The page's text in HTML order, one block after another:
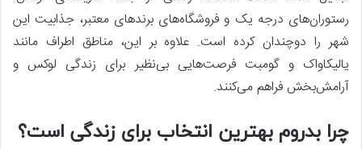
رستوران‌های درجه یک و فروشگاه‌های برندهای معتبر، جذابیت این
شهر را دوچندان کرده است. علاوه بر این، مناطق اطراف مانند
یالیکاواک و گومبت فرصت‌هایی بی‌نظیر برای زندگی لوکس و
آرامش‌بخش فراهم می‌کنند.
چرا بدروم بهترین انتخاب برای زندگی است؟